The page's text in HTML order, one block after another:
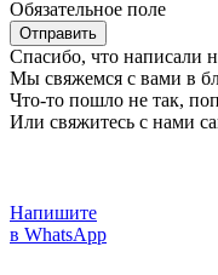
Обязательное поле
Отправить
Спасибо, что написали
Мы свяжемся с вами в
Что-то пошло не так,
Или свяжитесь с нами
Напишите
в WhatsApp